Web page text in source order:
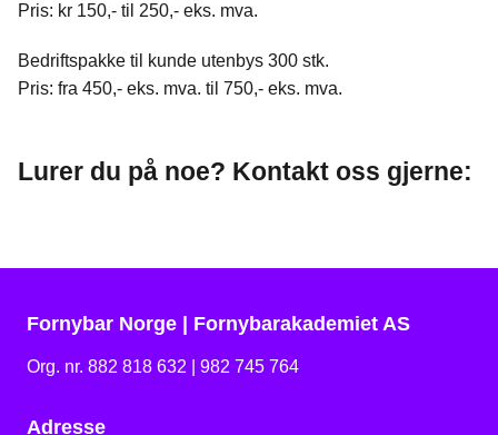
Pris: kr 150,- til 250,- eks. mva.
Bedriftspakke til kunde utenbys 300 stk.
Pris: fra 450,- eks. mva. til 750,- eks. mva.
Lurer du på noe? Kontakt oss gjerne:
Fornybar Norge | Fornybarakademiet AS
Org. nr. 882 818 632 | 982 745 764
Adresse